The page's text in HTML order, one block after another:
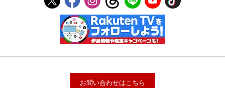
お問い合わせはこちら